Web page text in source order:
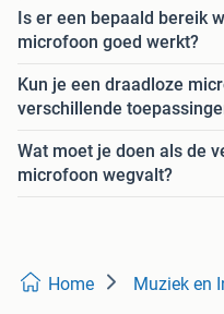
Is er een bepaald bereik
microfoon goed werkt?
Kun je een draadloze
verschillende
Wat moet je doen als de
microfoon wegvalt?
Home Muziek en